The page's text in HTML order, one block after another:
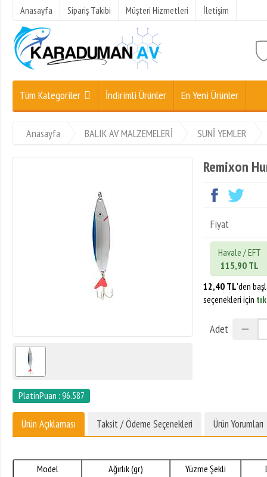
Anasayfa Sipariş Takibi Müşteri Hizmetleri İletişim
Tüm Kategoriler İndirimli Ürünler En Yeni Ürünler
Anasayfa BALIK AV MALZEMELERİ SUNİ YEMLER
PlatinPuan : 96.587
Remixon
Fiyat
Havale / EFT
115,90 TL
12,40 TL'den
seçenekleri için
Adet
Ürün Açıklaması Taksit / Ödeme Seçenekleri Ürün Yorumları
Model Ağırlık (gr) Yüzme Şekli